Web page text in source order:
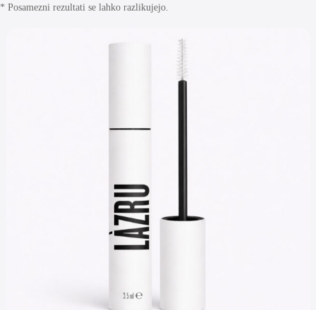
* Posamezni rezultati se lahko razlikujejo.